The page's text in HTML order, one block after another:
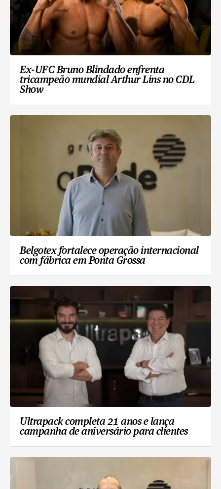
Ex-UFC Bruno Blindado enfrenta
tricampeão mundial Arthur Lins no CDL
Show
Belgotex fortalece operação internacional
com fábrica em Ponta Grossa
Ultrapack completa 21 anos e lança
campanha de aniversário para clientes